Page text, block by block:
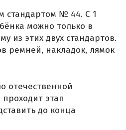
стандартом № 44. С 1
можно только в
из этих двух стандартов.
ремней, накладок, лямок
отечественной
этап
до конца